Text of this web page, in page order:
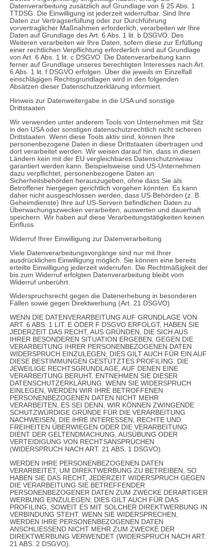
Datenverarbeitung zusätzlich auf Grundlage von § 25 Abs. 1
TTDSG. Die Einwilligung ist jederzeit widerrufbar. Sind Ihre
Daten zur Vertragserfüllung oder zur Durchführung
vorvertraglicher Maßnahmen erforderlich, verarbeiten wir Ihre
Daten auf Grundlage des Art. 6 Abs. 1 lit. b DSGVO. Des
Weiteren verarbeiten wir Ihre Daten, sofern diese zur Erfüllung
einer rechtlichen Verpflichtung erforderlich sind auf Grundlage
von Art. 6 Abs. 1 lit. c DSGVO. Die Datenverarbeitung kann
ferner auf Grundlage unseres berechtigten Interesses nach Art.
6 Abs. 1 lit. f DSGVO erfolgen. Über die jeweils im Einzelfall
einschlägigen Rechtsgrundlagen wird in den folgenden
Absätzen dieser Datenschutzerklärung informiert.
Hinweis zur Datenweitergabe in die USA und sonstige
Drittstaaten
Wir verwenden unter anderem Tools von Unternehmen mit Sitz
in den USA oder sonstigen datenschutzrechtlich nicht sicheren
Drittstaaten. Wenn diese Tools aktiv sind, können Ihre
personenbezogene Daten in diese Drittstaaten übertragen und
dort verarbeitet werden. Wir weisen darauf hin, dass in diesen
Ländern kein mit der EU vergleichbares Datenschutzniveau
garantiert werden kann. Beispielsweise sind US-Unternehmen
dazu verpflichtet, personenbezogene Daten an
Sicherheitsbehörden herauszugeben, ohne dass Sie als
Betroffener hiergegen gerichtlich vorgehen könnten. Es kann
daher nicht ausgeschlossen werden, dass US-Behörden (z. B.
Geheimdienste) Ihre auf US-Servern befindlichen Daten zu
Überwachungszwecken verarbeiten, auswerten und dauerhaft
speichern. Wir haben auf diese Verarbeitungstätigkeiten keinen
Einfluss.
Widerruf Ihrer Einwilligung zur Datenverarbeitung
Viele Datenverarbeitungsvorgänge sind nur mit Ihrer
ausdrücklichen Einwilligung möglich. Sie können eine bereits
erteilte Einwilligung jederzeit widerrufen. Die Rechtmäßigkeit der
bis zum Widerruf erfolgten Datenverarbeitung bleibt vom
Widerruf unberührt.
Widerspruchsrecht gegen die Datenerhebung in besonderen
Fällen sowie gegen Direktwerbung (Art. 21 DSGVO)
WENN DIE DATENVERARBEITUNG AUF GRUNDLAGE VON
ART. 6 ABS. 1 LIT. E ODER F DSGVO ERFOLGT, HABEN SIE
JEDERZEIT DAS RECHT, AUS GRÜNDEN, DIE SICH AUS
IHRER BESONDEREN SITUATION ERGEBEN, GEGEN DIE
VERARBEITUNG IHRER PERSONENBEZOGENEN DATEN
WIDERSPRUCH EINZULEGEN; DIES GILT AUCH FÜR EIN AUF
DIESE BESTIMMUNGEN GESTÜTZTES PROFILING. DIE
JEWEILIGE RECHTSGRUNDLAGE, AUF DENEN EINE
VERARBEITUNG BERUHT, ENTNEHMEN SIE DIESER
DATENSCHUTZERKLÄRUNG. WENN SIE WIDERSPRUCH
EINLEGEN, WERDEN WIR IHRE BETROFFENEN
PERSONENBEZOGENEN DATEN NICHT MEHR
VERARBEITEN, ES SEI DENN, WIR KÖNNEN ZWINGENDE
SCHUTZWÜRDIGE GRÜNDE FÜR DIE VERARBEITUNG
NACHWEISEN, DIE IHRE INTERESSEN, RECHTE UND
FREIHEITEN ÜBERWIEGEN ODER DIE VERARBEITUNG
DIENT DER GELTENDMACHUNG, AUSÜBUNG ODER
VERTEIDIGUNG VON RECHTSANSPRÜCHEN
(WIDERSPRUCH NACH ART. 21 ABS. 1 DSGVO).
WERDEN IHRE PERSONENBEZOGENEN DATEN
VERARBEITET, UM DIREKTWERBUNG ZU BETREIBEN, SO
HABEN SIE DAS RECHT, JEDERZEIT WIDERSPRUCH GEGEN
DIE VERARBEITUNG SIE BETREFFENDER
PERSONENBEZOGENER DATEN ZUM ZWECKE DERARTIGER
WERBUNG EINZULEGEN; DIES GILT AUCH FÜR DAS
PROFILING, SOWEIT ES MIT SOLCHER DIREKTWERBUNG IN
VERBINDUNG STEHT. WENN SIE WIDERSPRECHEN,
WERDEN IHRE PERSONENBEZOGENEN DATEN
ANSCHLIESSEND NICHT MEHR ZUM ZWECKE DER
DIREKTWERBUNG VERWENDET (WIDERSPRUCH NACH ART.
21 ABS. 2 DSGVO).